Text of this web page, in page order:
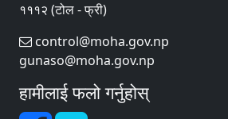
१११२ (टोल - फ्री)
control@moha.gov.np
gunaso@moha.gov.np
हामीलाई फलो गर्नुहोस्